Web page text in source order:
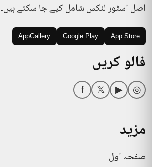
اصل اسٹور لنکس شامل کیے جا سکتے ہیں۔
App Store
Google Play
AppGallery
فالو کریں
◎
▶
𝕏
f
مزید
صفحہ اول